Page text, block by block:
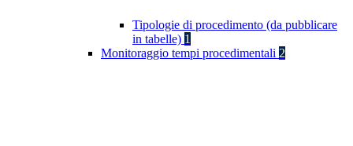
Tipologie di procedimento (da pubblicare
in tabelle) 1
Monitoraggio tempi procedimentali 2